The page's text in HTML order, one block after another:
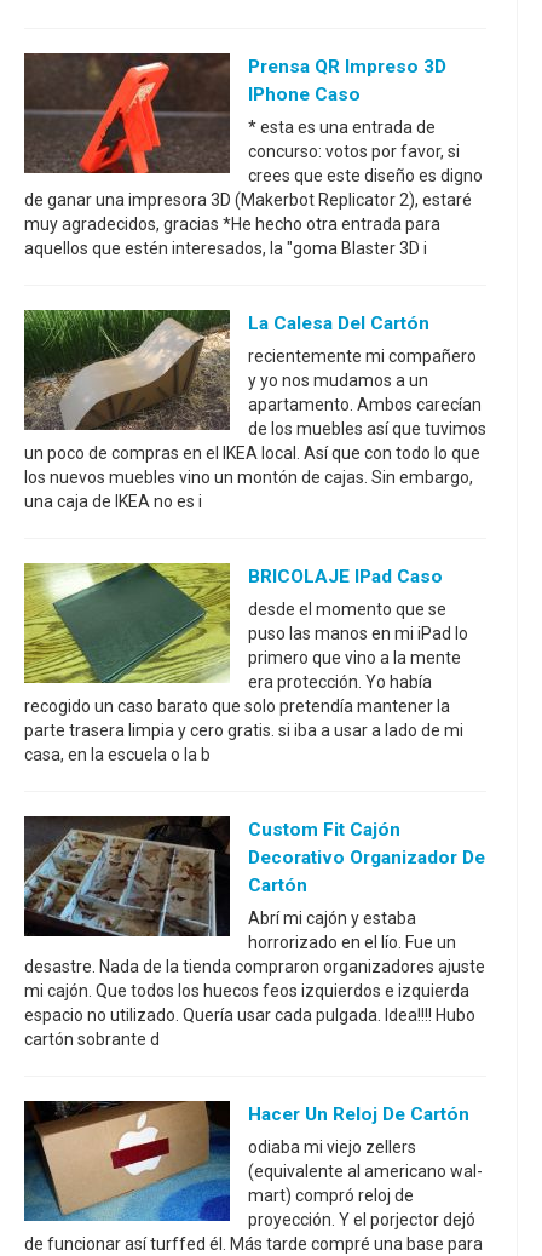
Prensa QR Impreso 3D
IPhone Caso
* esta es una entrada de
concurso: votos por favor, si
crees que este diseño es digno
de ganar una impresora 3D (Makerbot Replicator 2), estaré
muy agradecidos, gracias *He hecho otra entrada para
aquellos que estén interesados, la "goma Blaster 3D i
La Calesa Del Cartón
recientemente mi compañero
y yo nos mudamos a un
apartamento. Ambos carecían
de los muebles así que tuvimos
un poco de compras en el IKEA local. Así que con todo lo que
los nuevos muebles vino un montón de cajas. Sin embargo,
una caja de IKEA no es i
BRICOLAJE IPad Caso
desde el momento que se
puso las manos en mi iPad lo
primero que vino a la mente
era protección. Yo había
recogido un caso barato que solo pretendía mantener la
parte trasera limpia y cero gratis. si iba a usar a lado de mi
casa, en la escuela o la b
Custom Fit Cajón
Decorativo Organizador De
Cartón
Abrí mi cajón y estaba
horrorizado en el lío. Fue un
desastre. Nada de la tienda compraron organizadores ajuste
mi cajón. Que todos los huecos feos izquierdos e izquierda
espacio no utilizado. Quería usar cada pulgada. Idea!!!! Hubo
cartón sobrante d
Hacer Un Reloj De Cartón
odiaba mi viejo zellers
(equivalente al americano wal-
mart) compró reloj de
proyección. Y el porjector dejó
de funcionar así turffed él. Más tarde compré una base para